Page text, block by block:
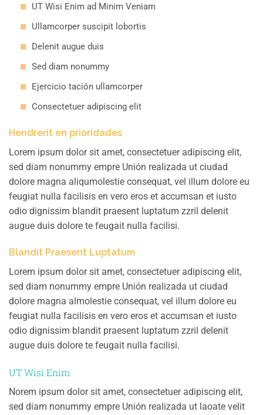
UT Wisi Enim ad Minim Veniam
Ullamcorper suscipit lobortis
Delenit augue duis
Sed diam nonummy
Ejercicio tación ullamcorper
Consectetuer adipiscing elit
Hendrerit en prioridades
Lorem ipsum dolor sit amet, consectetuer adipiscing elit,
sed diam nonummy empre Unión realizada ut ciudad
dolore magna aliqumolestie consequat, vel illum dolore eu
feugiat nulla facilisis en vero eros et accumsan et iusto
odio dignissim blandit praesent luptatum zzril delenit
augue duis dolore te feugait nulla facilisi.
Blandit Praesent Luptatum
Lorem ipsum dolor sit amet, consectetuer adipiscing elit,
sed diam nonummy empre Unión realizada ut ciudad
dolore magna almolestie consequat, vel illum dolore eu
feugiat nulla facilisis en vero eros et accumsan et iusto
odio dignissim blandit praesent luptatum zzril delenit
augue duis dolore te feugait nulla facilisi.
UT Wisi Enim
Norem ipsum dolor sit amet, consectetuer adipiscing elit,
sed diam nonummy empre Unión realizada ut laoate velit